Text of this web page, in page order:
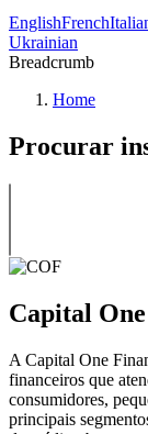
EnglishFrench
Ukrainian
Breadcrumb
Home
Procurar
Capital
A Capital One
financeiros que
consumidores,
principais